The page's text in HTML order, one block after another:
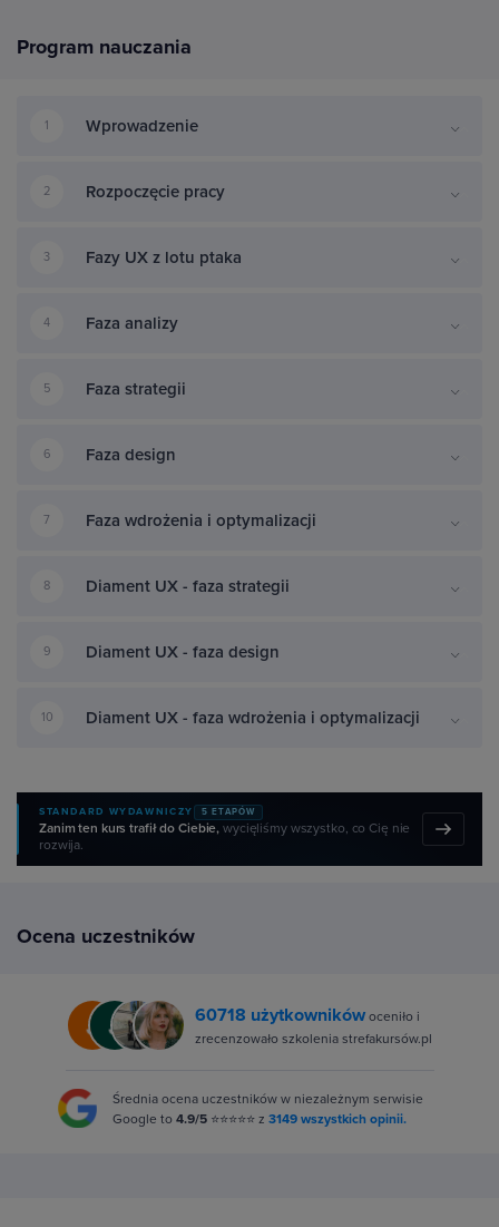
Program nauczania
1 Wprowadzenie
2 Rozpoczęcie pracy
3 Fazy UX z lotu ptaka
4 Faza analizy
5 Faza strategii
6 Faza design
7 Faza wdrożenia i optymalizacji
8 Diament UX - faza strategii
9 Diament UX - faza design
10 Diament UX - faza wdrożenia i optymalizacji
STANDARD WYDAWNICZY 5 ETAPÓW
Zanim ten kurs trafił do Ciebie,wycięliśmy wszystko, co Cię nie
rozwija.
Ocena uczestników
60718 użytkownikówoceniło i
zrecenzowało szkolenia strefakursów.pl
Średnia ocena uczestników w niezależnym serwisie
Google to 4.9/5 ⭐⭐⭐⭐⭐ z 3149 wszystkich opinii.